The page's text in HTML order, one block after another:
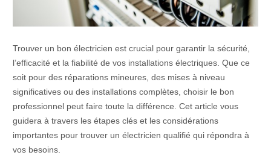
Trouver un bon électricien est crucial pour garantir la sécurité,
l’efficacité et la fiabilité de vos installations électriques. Que ce
soit pour des réparations mineures, des mises à niveau
significatives ou des installations complètes, choisir le bon
professionnel peut faire toute la différence. Cet article vous
guidera à travers les étapes clés et les considérations
importantes pour trouver un électricien qualifié qui répondra à
vos besoins.